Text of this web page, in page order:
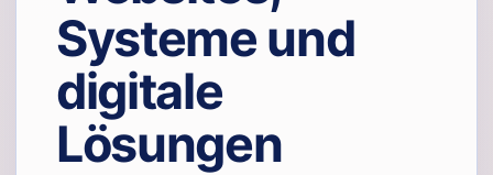
Systeme und
digitale
Lösungen